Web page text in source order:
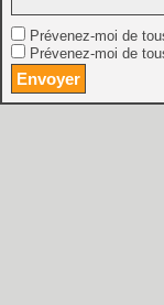
Prévenez-moi de
Prévenez-moi de